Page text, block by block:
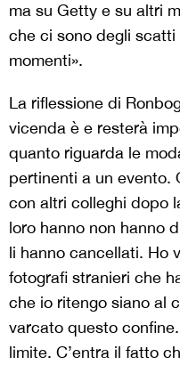
ma su Getty e su altri
che ci sono degli
momenti».
La riflessione di
vicenda è e resterà
quanto riguarda le
pertinenti a un evento.
con altri colleghi dopo
loro hanno non hanno
li hanno cancellati. Ho
fotografi stranieri che
che io ritengo siano al
varcato questo
limite. C’entra il fatto